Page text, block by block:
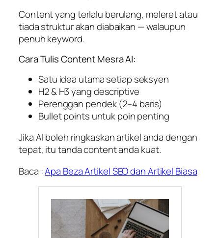
Content yang terlalu berulang, meleret atau
tiada struktur akan diabaikan — walaupun
penuh keyword.
Cara Tulis Content Mesra AI:
Satu idea utama setiap seksyen
H2 & H3 yang descriptive
Perenggan pendek (2–4 baris)
Bullet points untuk poin penting
Jika AI boleh ringkaskan artikel anda dengan
tepat, itu tanda content anda kuat.
Baca :Apa Beza Artikel SEO dan Artikel Biasa